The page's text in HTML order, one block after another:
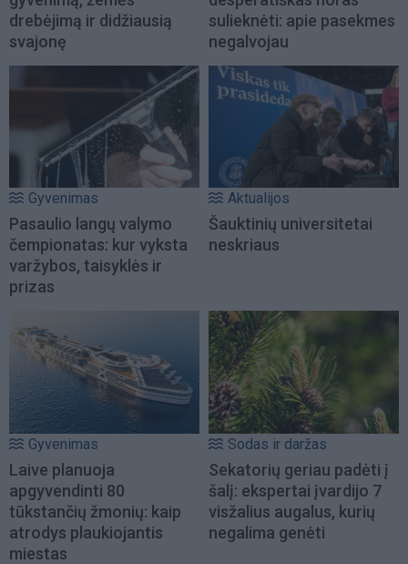
drebėjimą ir didžiausią
svajonę
sulieknėti: apie pasekmes
negalvojau
Gyvenimas
Pasaulio langų valymo
čempionatas: kur vyksta
varžybos, taisyklės ir
prizas
Aktualijos
Šauktinių universitetai
neskriaus
Gyvenimas
Laive planuoja
apgyvendinti 80
tūkstančių žmonių: kaip
atrodys plaukiojantis
miestas
Sodas ir daržas
Sekatorių geriau padėti į
šalį: ekspertai įvardijo 7
visžalius augalus, kurių
negalima genėti